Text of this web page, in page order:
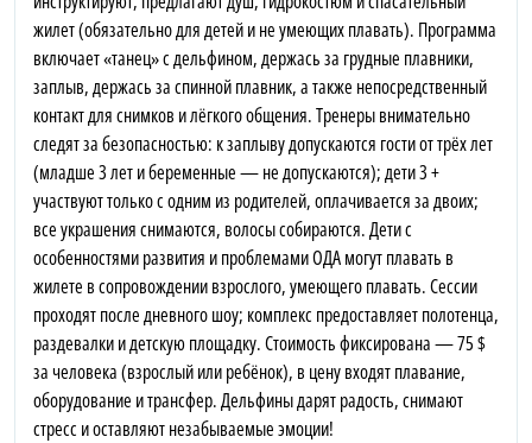
жилет (обязательно для детей и не умеющих плавать). Программа
включает «танец» с дельфином, держась за грудные плавники,
заплыв, держась за спинной плавник, а также непосредственный
контакт для снимков и лёгкого общения. Тренеры внимательно
следят за безопасностью: к заплыву допускаются гости от трёх лет
(младше 3 лет и беременные — не допускаются); дети 3 +
участвуют только с одним из родителей, оплачивается за двоих;
все украшения снимаются, волосы собираются. Дети с
особенностями развития и проблемами ОДА могут плавать в
жилете в сопровождении взрослого, умеющего плавать. Сессии
проходят после дневного шоу; комплекс предоставляет полотенца,
раздевалки и детскую площадку. Стоимость фиксирована — 75 $
за человека (взрослый или ребёнок), в цену входят плавание,
оборудование и трансфер. Дельфины дарят радость, снимают
стресс и оставляют незабываемые эмоции!